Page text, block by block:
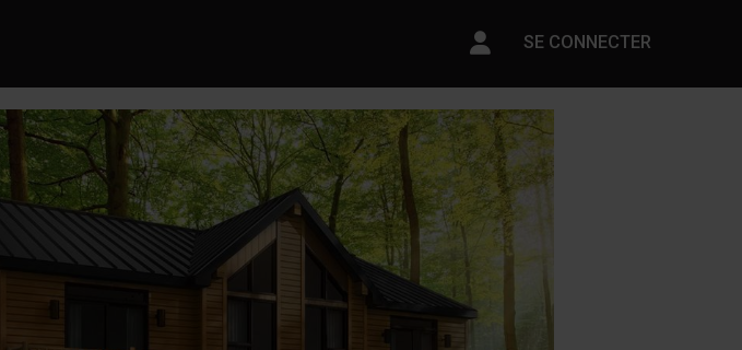
Paramètres du compte
SE CONNECTER